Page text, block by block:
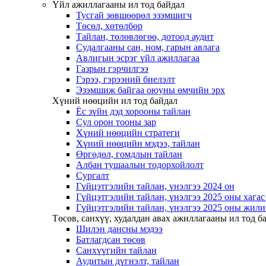
Үйл ажиллагааны ил тод байдал
Тусгай зөвшөөрөл эзэмшигч
Төсөл, хөтөлбөр
Тайлан, төлөвлөгөө, дотоод аудит
Судалгааны сан, ном, гарын авлага
Авлигын эсрэг үйл ажиллагаа
Газрын гэрчилгээ
Гэрээ, гэрээний биелэлт
Эзэмшиж байгаа оюуны өмчийн эрх
Хүний нөөцийн ил тод байдал
Ёс зүйн дэд хорооны тайлан
Сул орон тооны зар
Хүний нөөцийн стратеги
Хүний нөөцийн мэдээ, тайлан
Өргөдөл, гомдлын тайлан
Албан тушаалын тодорхойлолт
Сургалт
Гүйцэтгэлийн тайлан, үнэлгээ 2024 он
Гүйцэтгэлийн тайлан, үнэлгээ 2025 оны
Гүйцэтгэлийн тайлан, үнэлгээ 2025 оны
Төсөв, санхүү, худалдан авах ажиллагааны ил тод
Шилэн дансны мэдээ
Батлагдсан төсөв
Санхүүгийн тайлан
Аудитын дүгнэлт, тайлан